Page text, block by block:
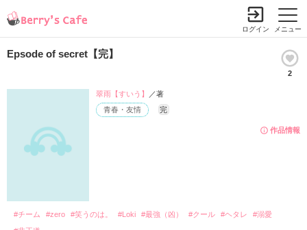
メニュー
ログイン
Epsode of secret【完】
2
作品情報
青春・友情 完
翠雨【すいう】 ／著
#チーム #zero #笑うのは。 #Loki #最強（凶） #クール #ヘタレ
#溺愛